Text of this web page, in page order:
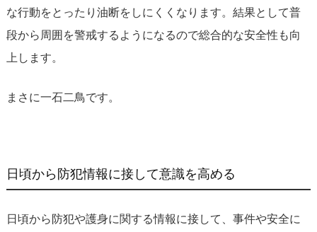
な行動をとったり油断をしにくくなります。結果として普
段から周囲を警戒するようになるので総合的な安全性も向
上します。
まさに一石二鳥です。
日頃から防犯情報に接して意識を高める
日頃から防犯や護身に関する情報に接して、事件や安全に